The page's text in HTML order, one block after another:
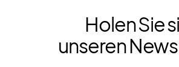
Holen Sie
unseren